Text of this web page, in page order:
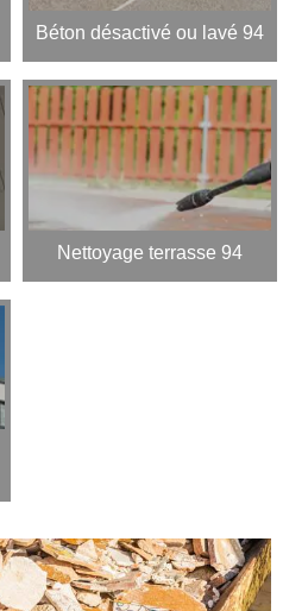
Béton désactivé ou lavé 94
Nettoyage terrasse 94